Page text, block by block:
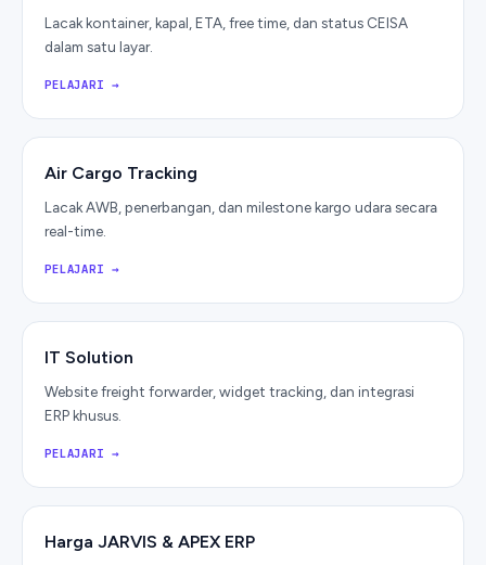
Lacak kontainer, kapal, ETA, free time, dan status CEISA
dalam satu layar.
PELAJARI →
Air Cargo Tracking
Lacak AWB, penerbangan, dan milestone kargo udara secara
real-time.
PELAJARI →
IT Solution
Website freight forwarder, widget tracking, dan integrasi
ERP khusus.
PELAJARI →
Harga JARVIS & APEX ERP